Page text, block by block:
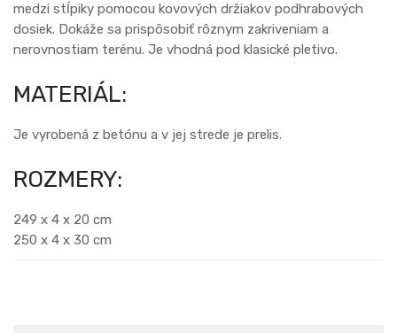
medzi stĺpiky pomocou kovových držiakov podhrabových
dosiek. Dokáže sa prispôsobiť rôznym zakriveniam a
nerovnostiam terénu. Je vhodná pod klasické pletivo.
MATERIÁL:
Je vyrobená z betónu a v jej strede je prelis.
ROZMERY:
249 x 4 x 20 cm
250 x 4 x 30 cm